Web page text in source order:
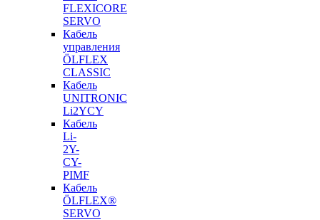
FLEXICORE
SERVO
Кабель
управления
ÖLFLEX
CLASSIC
Кабель
UNITRONIC
Li2YCY
Кабель
Li-
2Y-
CY-
PIMF
Кабель
ÖLFLEX®
SERVO